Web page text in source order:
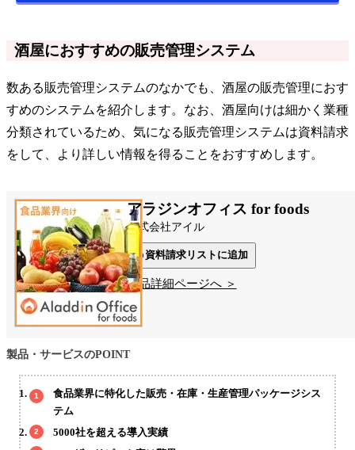
酒屋におすすめの販売管理システム
数ある販売管理システムのなかでも、酒屋の販売管理におす
すめのシステムを紹介します。なお、酒屋向けは細かく業種
分類されているため、気になる販売管理システムは資料請求
をして、より詳しい情報を得ることをおすすめします。
アラジンオフィス for foods
株式会社アイル
資料請求リストに追加
製品詳細ページへ ＞
製品・サービスのPOINT
食品業界に特化した販売・在庫・生産管理パッケージシス
テム
5000社を超える導入実績